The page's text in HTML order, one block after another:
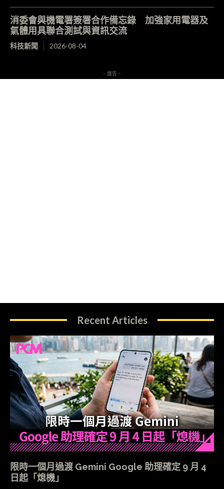
消委會與機電署簽署合作備忘錄 加強家用電器及
氣體用具聯合測試與資訊交流
科技新聞 2026-08-04
- 廣告 -
Recent Articles
限時一個月過渡 Gemini Google 助理確定 9 月 4
日起「熄機」